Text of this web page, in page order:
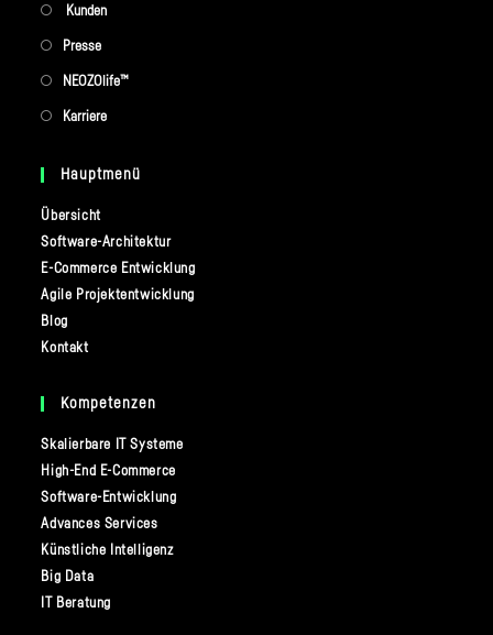
KundenOpens
a
PresseOpens
in
tab
NEOZOlife™Opens
new
KarriereOpens
a
tab
Hauptmenü
Übersicht
Software-Architektur
E-Commerce Entwicklung
Agile Projektentwicklung
Blog
Kontakt
Kompetenzen
Skalierbare IT Systeme
High-End E-Commerce
Software-Entwicklung
Advances Services
Künstliche Intelligenz
Big Data
IT Beratung